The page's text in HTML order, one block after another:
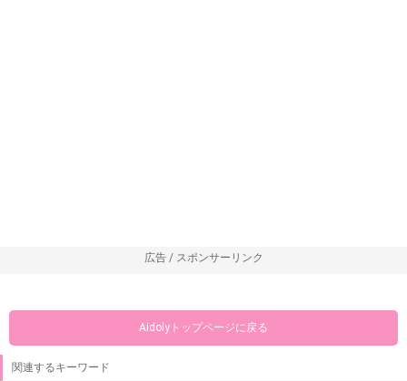
広告 / スポンサーリンク
Aidolyトップページに戻る
関連するキーワード